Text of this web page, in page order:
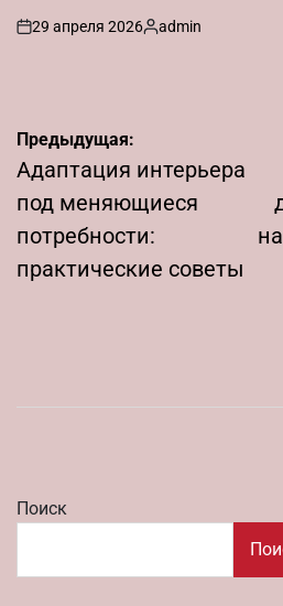
on
29 апреля 2026
Запись
admin
Навигация
по
записям
Предыдущая:
Адаптация интерьера
под меняющиеся
потребности:
практические советы
Поиск